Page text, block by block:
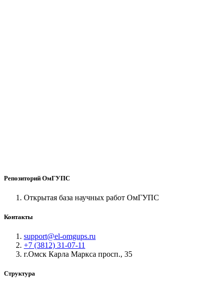
Репозиторий ОмГУПС
Открытая база научных работ ОмГУПС
Контакты
support@el-omgups.ru
+7 (3812) 31-07-11
г.Омск Карла Маркса просп., 35
Структура